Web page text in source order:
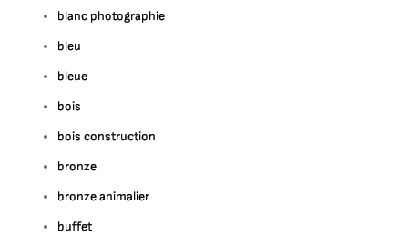
blanc photographie
bleu
bleue
bois
bois construction
bronze
bronze animalier
buffet